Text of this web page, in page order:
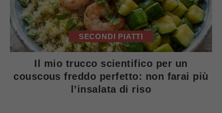
SECONDI PIATTI
Il mio trucco scientifico per un
couscous freddo perfetto: non farai più
l’insalata di riso